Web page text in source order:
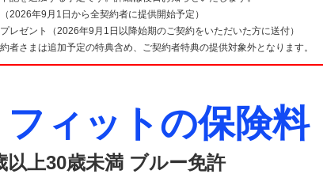
2026年9月1日から全契約者に提供開始予定）
レゼント（2026年9月1日以降始期のご契約をいただいた方に送付）
さまは追加予定の特典含め、ご契約者特典の提供対象外となります。
ィットの保険料
以上30歳未満 ブルー免許